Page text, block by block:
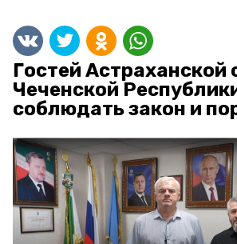
Гостей Астраханской
Чеченской
соблюдать закон и